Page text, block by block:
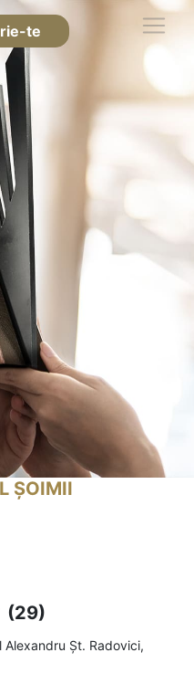
te
ȘOIMII
(29)
Alexandru Șt. Radovici,